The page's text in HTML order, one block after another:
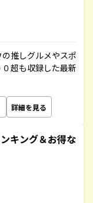
推しグルメやスポ
超も収録した最新
詳細を見る
キング＆お得な